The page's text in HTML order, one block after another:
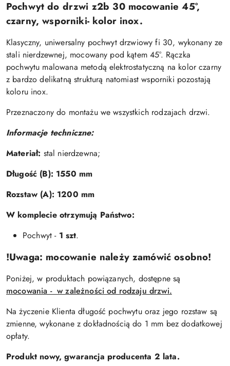
Pochwyt do drzwi z2b 30 mocowanie 45°,
czarny, wsporniki- kolor inox.
Klasyczny, uniwersalny pochwyt drzwiowy fi 30, wykonany ze
stali nierdzewnej, mocowany pod kątem 45°. Rączka
pochwytu malowana metodą elektrostatyczną na kolor czarny
z bardzo delikatną strukturą natomiast wsporniki pozostają
koloru inox.
Przeznaczony do montażu we wszystkich rodzajach drzwi.
Informacje techniczne:
Materiał: stal nierdzewna;
Długość (B): 1550 mm
Rozstaw (A): 1200 mm
W komplecie otrzymują Państwo:
Pochwyt - 1 szt.
!Uwaga: mocowanie należy zamówić osobno!
Poniżej, w produktach powiązanych, dostępne są
mocowania - w zależności od rodzaju drzwi.
Na życzenie Klienta długość pochwytu oraz jego rozstaw są
zmienne, wykonane z dokładnością do 1 mm bez dodatkowej
opłaty.
Produkt nowy, gwarancja producenta 2 lata.